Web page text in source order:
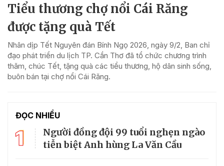
Tiểu thương chợ nổi Cái Răng
được tặng quà Tết
Nhân dịp Tết Nguyên đán Bính Ngọ 2026, ngày 9/2, Ban chỉ
đạo phát triển du lịch TP. Cần Thơ đã tổ chức chương trình
thăm, chúc Tết, tặng quà các tiểu thương, hộ dân sinh sống,
buôn bán tại chợ nổi Cái Răng.
ĐỌC NHIỀU
1
Người đồng đội 99 tuổi nghẹn ngào
tiễn biệt Anh hùng La Văn Cầu